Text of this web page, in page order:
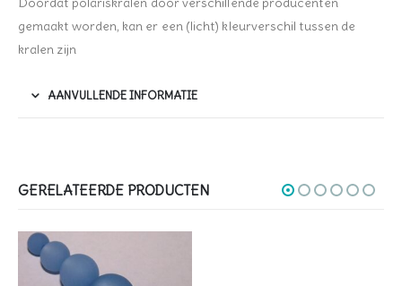
gemaakt worden, kan er een (licht) kleurverschil tussen de
kralen zijn
AANVULLENDE INFORMATIE
GERELATEERDE PRODUCTEN